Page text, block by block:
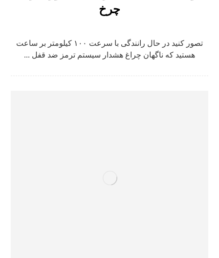
چرخ
تصور کنید در حال رانندگی با سرعت ۱۰۰ کیلومتر بر ساعت
هستید که ناگهان چراغ هشدار سیستم ترمز ضد قفل ...